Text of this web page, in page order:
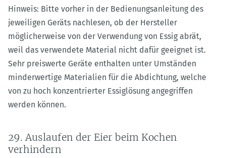
Hinweis: Bitte vorher in der Bedienungsanleitung des
jeweiligen Geräts nachlesen, ob der Hersteller
möglicherweise von der Verwendung von Essig abrät,
weil das verwendete Material nicht dafür geeignet ist.
Sehr preiswerte Geräte enthalten unter Umständen
minderwertige Materialien für die Abdichtung, welche
von zu hoch konzentrierter Essiglösung angegriffen
werden können.
29. Auslaufen der Eier beim Kochen
verhindern